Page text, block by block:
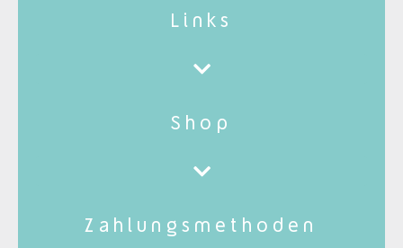
Links
Shop
Zahlungsmethoden